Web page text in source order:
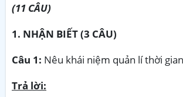
(11 CÂU)
1. NHẬN BIẾT (3 CÂU)
Câu 1: Nêu khái niệm quản lí thời
Trả lời: